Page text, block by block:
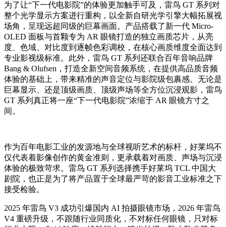
为了让“下一代电影院”的体验更加触手可及，雷鸟 GT 系列对
整个光学显示方案进行重构，以全新自研光学引擎大幅拓展视
场角，呈现远超同级的巨幕画面。产品搭载了新一代 Micro-
OLED 面板与首颗专为 AR 眼镜打造的独立画质芯片，从亮
度、色域、对比度到逐帧色彩调校，在核心画质维度全面达到
专业影视级标准。此外，雷鸟 GT 系列还联合百年音响品牌
Bang & Olufsen，打造全新空间音频系统，在提供高品质音频
体验的基础上，带来精准的声音定位与影院级包裹感。无论是
巨幕显示、还是顶级画质、顶级声场等全方位沉浸观影，雷鸟
GT 系列真正将一座“下一代电影院”浓缩于 AR 眼镜方寸之
间。
作为百年电影工业的发源地与全球视听艺术的标杆，好莱坞不
仅代表着影像创作的黄金准则，更承载着对画质、声场与沉浸
体验的极致苛求。雷鸟 GT 系列选择携手好莱坞 TCL 中国大
剧院，也正是为了将产品置于全球最严苛的影音工业标准之下
接受检验。
2025 年雷鸟 V3 成功引爆国内 AI 拍摄眼镜市场，2026 年雷鸟
V4 重磅升级，不跟随行业同质化，不对标任何眼镜，只对标